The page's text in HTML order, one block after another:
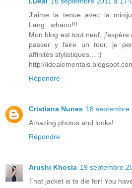
J'aime la tenue avec la
Lang...whaou!!!
Mon blog est tout neuf,
passer y faire un tour, je
affinités stylistiques... :)
http://
Répondre
Cristiana Nunes 18 septembre
Amazing photos and looks!
Répondre
Arushi Khosla 19 septembre
That jacket is to die for! You